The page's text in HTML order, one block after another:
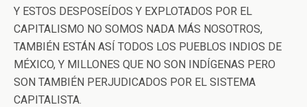
Y ESTOS DESPOSEÍDOS Y EXPLOTADOS POR EL
CAPITALISMO NO SOMOS NADA MÁS NOSOTROS,
TAMBIÉN ESTÁN ASÍ TODOS LOS PUEBLOS INDIOS DE
MÉXICO, Y MILLONES QUE NO SON INDÍGENAS PERO
SON TAMBIÉN PERJUDICADOS POR EL SISTEMA
CAPITALISTA.